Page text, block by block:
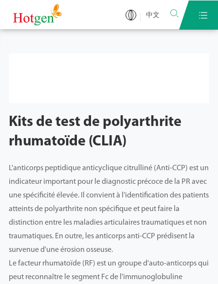
中文  
Kits de test de polyarthrite
rhumatoïde (CLIA)
L'anticorps peptidique anticyclique citrulliné (Anti-CCP) est un
indicateur important pour le diagnostic précoce de la PR avec
une spécificité élevée. Il convient à l'identification des patients
atteints de polyarthrite non spécifique et peut faire la
distinction entre les maladies articulaires traumatiques et non
traumatiques. En outre, les anticorps anti-CCP prédisent la
survenue d'une érosion osseuse.
Le facteur rhumatoïde (RF) est un groupe d'auto-anticorps qui
peut reconnaître le segment Fc de l'immunoglobuline